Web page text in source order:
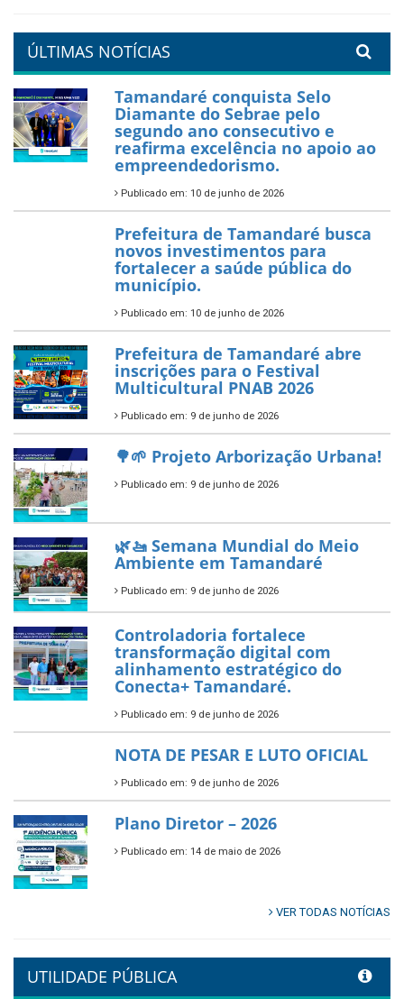
orla da cidade.
PartiuENEM — Prefeitura
garante transporte gratuito
para os estudantes
7 de novembro de 2025
Política Nacional Aldir Blanc
— Tamandaré tem Plano de
Aplicação de Recursos (PAR)
habilitado
7 de novembro de 2025
ÚLTIMAS NOTÍCIAS
Tamandaré conquista Selo
Diamante do Sebrae pelo
segundo ano consecutivo e
reafirma excelência no apoio ao
empreendedorismo.
Publicado em: 10 de junho de 2026
novos investimentos para
fortalecer a saúde pública do
município.
Publicado em: 10 de junho de 2026
Prefeitura de Tamandaré abre
inscrições para o Festival
Multicultural PNAB 2026
Publicado em: 9 de junho de 2026
🌳🌱 Projeto Arborização Urbana!
Publicado em: 9 de junho de 2026
🌿🚤 Semana Mundial do Meio
Ambiente em Tamandaré
alinhamento estratégico do
Conecta+ Tamandaré.